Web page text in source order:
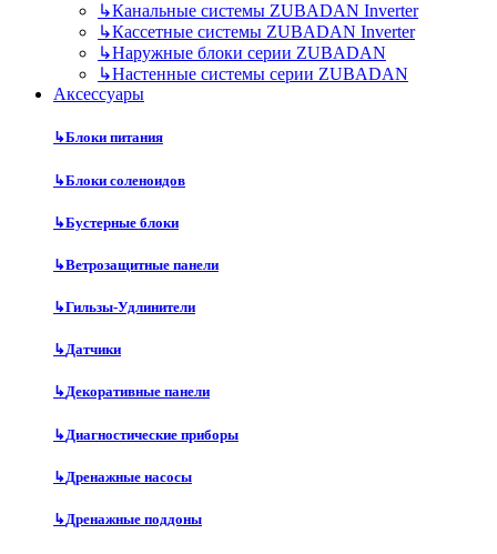
↳Канальные системы ZUBADAN Inverter
↳Кассетные системы ZUBADAN Inverter
↳Наружные блоки серии ZUBADAN
↳Настенные системы серии ZUBADAN
Аксесcуары
↳Блоки питания
↳Блоки соленоидов
↳Бустерные блоки
↳Ветрозащитные панели
↳Гильзы-Удлинители
↳Датчики
↳Декоративные панели
↳Диагностические приборы
↳Дренажные насосы
↳Дренажные поддоны